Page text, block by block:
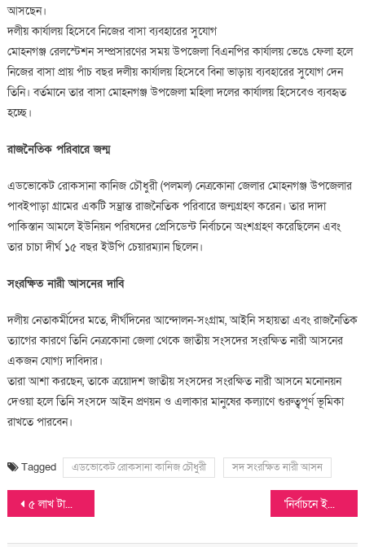
আসছেন।
দলীয় কার্যালয় হিসেবে নিজের বাসা ব্যবহারের সুযোগ
মোহনগঞ্জ রেলস্টেশন সম্প্রসারণের সময় উপজেলা বিএনপির কার্যালয় ভেঙে ফেলা হলে
নিজের বাসা প্রায় পাঁচ বছর দলীয় কার্যালয় হিসেবে বিনা ভাড়ায় ব্যবহারের সুযোগ দেন
তিনি। বর্তমানে তার বাসা মোহনগঞ্জ উপজেলা মহিলা দলের কার্যালয় হিসেবেও ব্যবহৃত
হচ্ছে।
রাজনৈতিক পরিবারে জন্ম
এডভোকেট রোকসানা কানিজ চৌধুরী (পলমল) নেত্রকোনা জেলার মোহনগঞ্জ উপজেলার
পাবইপাড়া গ্রামের একটি সম্ভ্রান্ত রাজনৈতিক পরিবারে জন্মগ্রহণ করেন। তার দাদা
পাকিস্তান আমলে ইউনিয়ন পরিষদের প্রেসিডেন্ট নির্বাচনে অংশগ্রহণ করেছিলেন এবং
তার চাচা দীর্ঘ ১৫ বছর ইউপি চেয়ারম্যান ছিলেন।
সংরক্ষিত নারী আসনের দাবি
দলীয় নেতাকর্মীদের মতে, দীর্ঘদিনের আন্দোলন-সংগ্রাম, আইনি সহায়তা এবং রাজনৈতিক
ত্যাগের কারণে তিনি নেত্রকোনা জেলা থেকে জাতীয় সংসদের সংরক্ষিত নারী আসনের
একজন যোগ্য দাবিদার।
তারা আশা করছেন, তাকে ত্রয়োদশ জাতীয় সংসদের সংরক্ষিত নারী আসনে মনোনয়ন
দেওয়া হলে তিনি সংসদে আইন প্রণয়ন ও এলাকার মানুষের কল্যাণে গুরুত্বপূর্ণ ভূমিকা
রাখতে পারবেন।
Tagged এডভোকেট রোকসানা কানিজ চৌধুরী সদ সংরক্ষিত নারী আসন
Post
navigation
৫ লাখ টাকা চাঁদা দাবি কথিত সাংবাদিক নেশাখোর রেজার বিরুদ্ধে আদালতে মামলা, গ্রেফতারের দাবিতে সংবাদ সম্মেলন ‘নির্বাচনে ইঞ্জিনিয়ারিং হয়েছে’, সাবেক উপদেষ্টা রিজওয়ানাকে জিজ্ঞাসাবাদের দাবি জামায়াতের